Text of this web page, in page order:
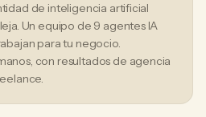
de inteligencia artificial
Un equipo de 9 agentes IA
para tu negocio.
con resultados de agencia